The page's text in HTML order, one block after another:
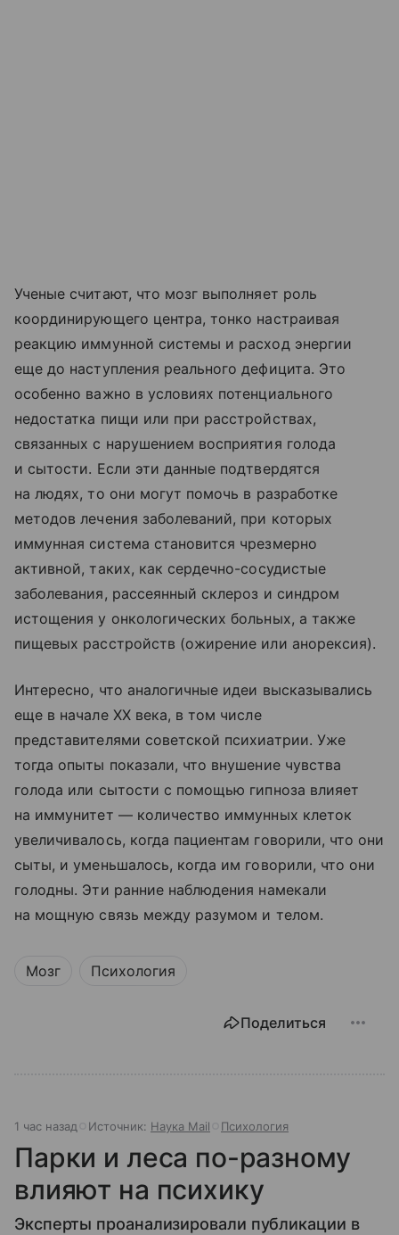
Ученые считают, что мозг выполняет роль
координирующего центра, тонко настраивая
реакцию иммунной системы и расход энергии
еще до наступления реального дефицита. Это
особенно важно в условиях потенциального
недостатка пищи или при расстройствах,
связанных с нарушением восприятия голода
и сытости. Если эти данные подтвердятся
на людях, то они могут помочь в разработке
методов лечения заболеваний, при которых
иммунная система становится чрезмерно
активной, таких, как сердечно-сосудистые
заболевания, рассеянный склероз и синдром
истощения у онкологических больных, а также
пищевых расстройств (ожирение или анорексия).
Интересно, что аналогичные идеи высказывались
еще в начале XX века, в том числе
представителями советской психиатрии. Уже
тогда опыты показали, что внушение чувства
голода или сытости с помощью гипноза влияет
на иммунитет — количество иммунных клеток
увеличивалось, когда пациентам говорили, что они
сыты, и уменьшалось, когда им говорили, что они
голодны. Эти ранние наблюдения намекали
на мощную связь между разумом и телом.
Мозг Психология
Поделиться
1 час назад Источник: Наука Mail Психология
Парки и леса по-разному
влияют на психику
Эксперты проанализировали публикации в